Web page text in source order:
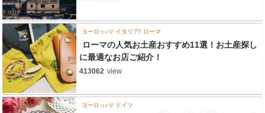
ヨーロッパ イタリア ローマ
ローマの人気お土産おすすめ11選！お土産探し
に最適なお店ご紹介！
413062 view
ヨーロッパ ドイツ